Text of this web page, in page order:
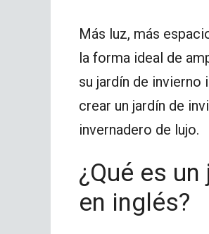
Más luz, más
la forma ideal de
su jardín de invierno
crear un jardín de
invernadero de lujo.
¿Qué es
en inglés?